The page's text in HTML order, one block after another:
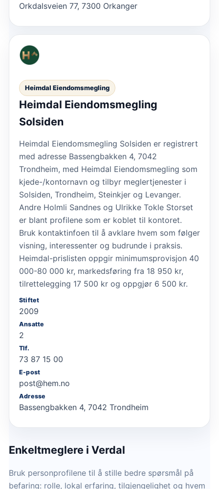
Orkdalsveien 77, 7300 Orkanger
Heimdal Eiendomsmegling
Heimdal Eiendomsmegling
Solsiden
Heimdal Eiendomsmegling Solsiden er registrert
med adresse Bassengbakken 4, 7042
Trondheim, med Heimdal Eiendomsmegling som
kjede-/kontornavn og tilbyr meglertjenester i
Solsiden, Trondheim, Steinkjer og Levanger.
Andre Holmli Sandnes og Ulrikke Tokle Storset
er blant profilene som er koblet til kontoret.
Bruk kontaktinfoen til å avklare hvem som følger
visning, interessenter og budrunde i praksis.
Heimdal-prislisten oppgir minimumsprovisjon 40
000-80 000 kr, markedsføring fra 18 950 kr,
tilrettelegging 17 500 kr og oppgjør 6 500 kr.
Stiftet
2009
Ansatte
2
Tlf.
73 87 15 00
E-post
post@hem.no
Adresse
Bassengbakken 4, 7042 Trondheim
Enkeltmeglere i Verdal
Bruk personprofilene til å stille bedre spørsmål på
befaring: rolle, lokal erfaring, tilgjengelighet og hvem